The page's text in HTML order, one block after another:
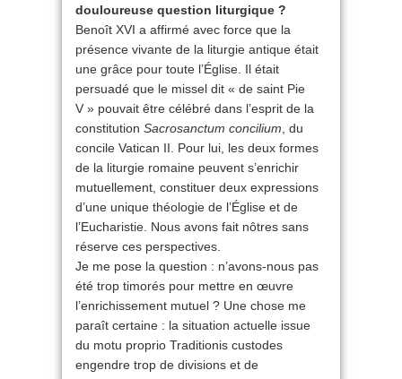
douloureuse question liturgique ?
Benoît XVI a affirmé avec force que la
présence vivante de la liturgie antique était
une grâce pour toute l’Église. Il était
persuadé que le missel dit « de saint Pie
V » pouvait être célébré dans l’esprit de la
constitution Sacrosanctum concilium , du
concile Vatican II. Pour lui, les deux formes
de la liturgie romaine peuvent s’enrichir
mutuellement, constituer deux expressions
d’une unique théologie de l’Église et de
l’Eucharistie. Nous avons fait nôtres sans
réserve ces perspectives.
Je me pose la question : n’avons-nous pas
été trop timorés pour mettre en œuvre
l’enrichissement mutuel ? Une chose me
paraît certaine : la situation actuelle issue
du motu proprio Traditionis custodes
engendre trop de divisions et de